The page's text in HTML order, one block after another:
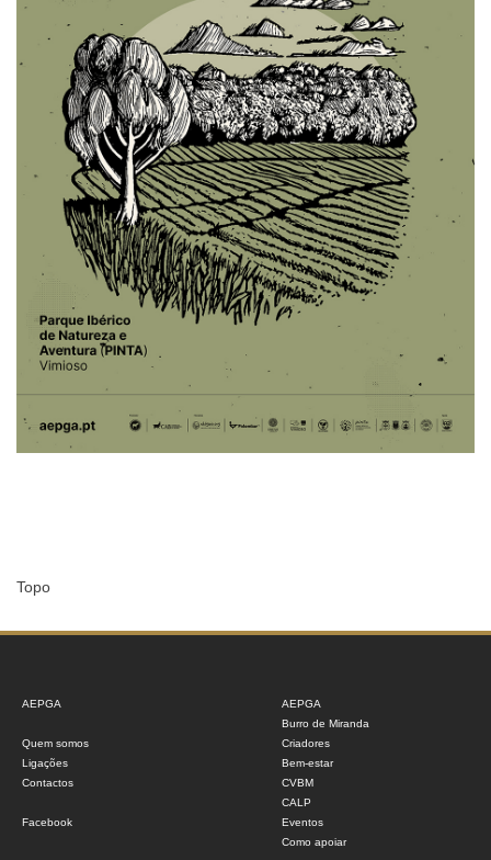
Topo
AEPGA
Quem somos
Ligações
Contactos
Facebook
AEPGA
Burro de Miranda
Criadores
Bem-estar
CVBM
CALP
Eventos
Como apoiar